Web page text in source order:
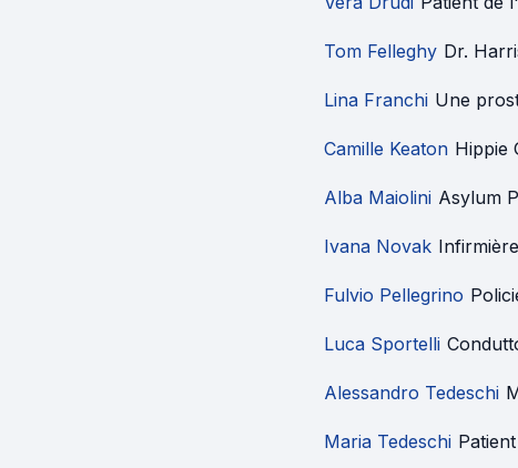
Tom Felleghy Dr.
Lina Franchi Une
Camille Keaton Hippie
Alba Maiolini Asylum
Ivana Novak
Fulvio Pellegrino
Luca Sportelli
Alessandro Tedeschi
Maria Tedeschi